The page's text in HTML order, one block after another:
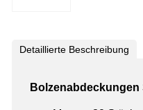
Detaillierte Beschreibung